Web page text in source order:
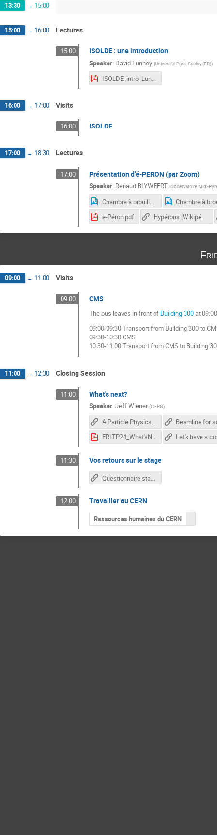
13:30 → 15:00
15:00 → 16:00 Lectures
15:00 ISOLDE : une introduction
Speaker: David Lunney (Université Paris-Saclay (FR))
ISOLDE_intro_Lunney.pdf
16:00 → 17:00 Visits
16:00 ISOLDE
17:00 → 18:30 Lectures
17:00 Présentation d'é-PERON (par Zoom)
Speaker: Renaud BLYWEERT (Observatoire Midi-
Chambre à brouillard - alpha.jpg
e-Péron.pdf
Hypérons [Wikipédia]
09:00 → 11:00 Visits
09:00 CMS
The bus leaves in front of Building 300at
09:00-09:30 Transport from Building 300 to
09:30-10:30 CMS
10:30-11:00 Transport from CMS to Building
11:00 → 12:30 Closing Session
11:00 What's next?
Speaker: Jeff Wiener (CERN)
A Particle Physics Course for High-School Students
FRLTP24_What'sNext.pdf
11:30 Vos retours sur le stage
Questionnaire stage CERN 2024
12:00 Travailler au CERN
Ressources humaines du CERN